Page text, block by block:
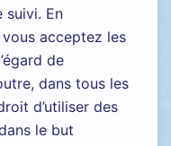
suivi. En
acceptez les
de
dans tous les
d’utiliser des
le but